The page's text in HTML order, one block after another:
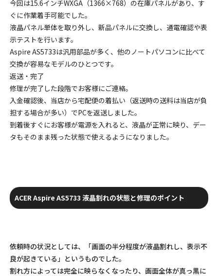
今回は15.6インチWXGA（1366×768）の在庫パネルがあり、す
ぐに作業着手可能でした。
液晶パネル単体を取り外し、新品パネルに交換し、通電確認や表
示テストを行います。
Aspire AS5733は汎用部品が多く、他のノートパソコンに比べて
交換が容易なモデルのひとつです。
返送・完了
修理が完了した段階でお客様にご連絡。
入金確認後、当店から宅配便の着払い （返送時の送料は当店が負
担する場合が多い）でPCを返送しました。
到着後すぐにお客様が電源を入れると、液晶が正常に映り、 デー
タもそのまま残った状態で使えるようになりました。
ACER Aspire AS5733 液晶割れの状態と修理のポイント
依頼時の状況としては、「画面の半分程度が液晶割れし、表示不
良が起きている」というものでした。
割れ方によっては完全に映らなくなったり、画面全体が真っ黒に